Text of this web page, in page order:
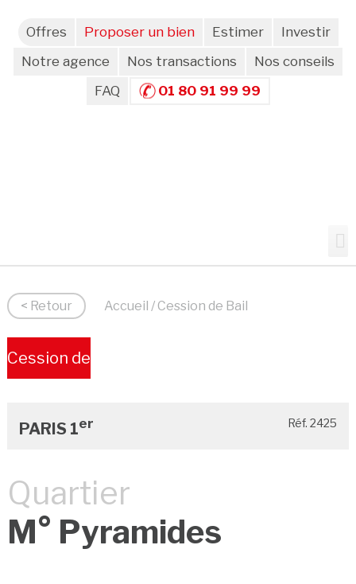
Offres Proposer un bien Estimer
Investir
Notre agence
Nos transactions
Nos conseils
FAQ
01 80 91 99 99
< Retour Accueil / Cession de Bail
Cession de
PARIS 1er Réf. 2425
Quartier
M° Pyramides